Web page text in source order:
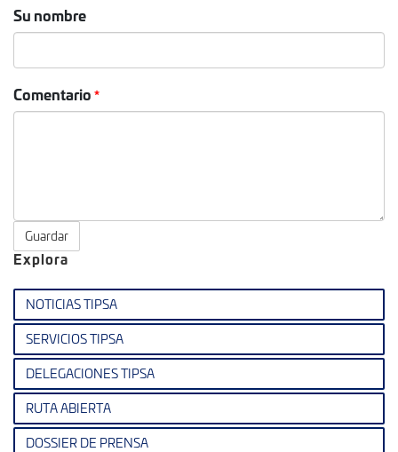
Su nombre
Comentario
Guardar
Explora
NOTICIAS TIPSA
SERVICIOS TIPSA
DELEGACIONES TIPSA
RUTA ABIERTA
DOSSIER DE PRENSA